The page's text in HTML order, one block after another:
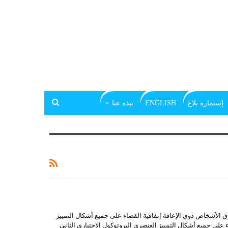
إستماره بلاغ ENGLISH نبذه عنا
الأشخاص ذوي الإعاقة إتفاقية القضاء على جميع أشكال التمييز
على جميع أشكال التمييز العنصري البروتوكول الاختياري الثاني